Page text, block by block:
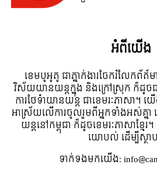
អំពី​យើង
ខេមបូអូតូ ជាភ្នាក់ងារចែករំលែក
វិស័យយានយន្តក្នុង និងក្រៅស្រុក ក៏ដូចជ
ការថែទំាយានយន្ត ជាខេមរៈភាសា។ យ
អាស្រ័យលើការចូលរួមពីអ្នកទាំងអស់គ្ន
យន្តនៅកម្ពុជា ក៏ដូចខេមរៈភាសាខ្មែ
យោបល់ ដើម្បីស្ថា
ទាក់ទង​មក​យើង: